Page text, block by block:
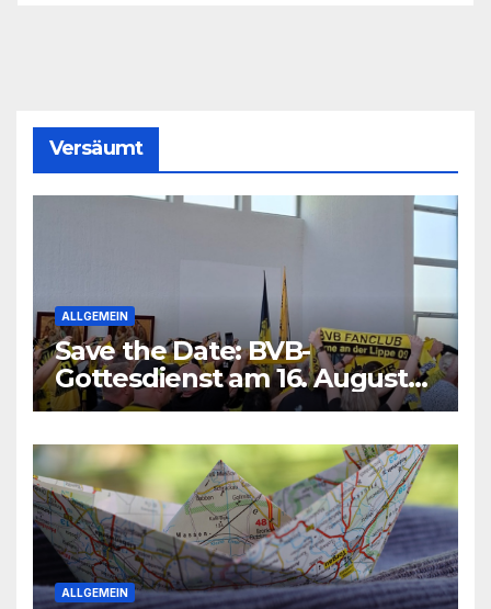
Versäumt
ALLGEMEIN
Save the Date: BVB-
Gottesdienst am 16. August
2026
ALLGEMEIN